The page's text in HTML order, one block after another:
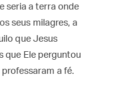
seria a terra onde
seus milagres, a
que Jesus
que Ele perguntou
professaram a fé.